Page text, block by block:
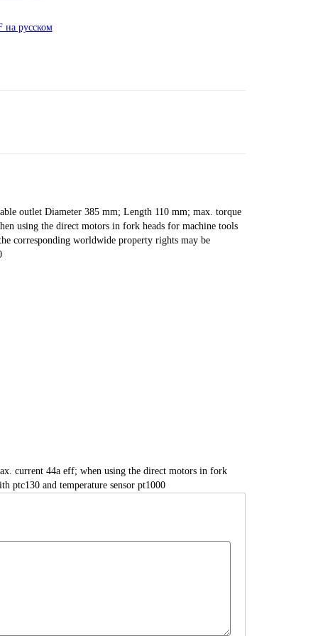
на русском
outlet Diameter 385 mm; Length 110 mm; max. torque
using the direct motors in fork heads for machine tools
corresponding worldwide property rights may be
current 44a eff; when using the direct motors in fork
ptc130 and temperature sensor pt1000